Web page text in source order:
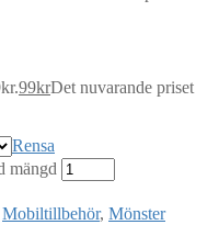
99krDet nuvarande priset
Rensa
mängd
Mobiltillbehör, Mönster